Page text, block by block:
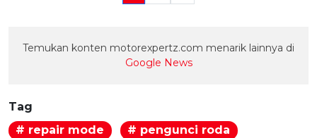
Temukan konten motorexpertz.com menarik lainnya di
Google News
Tag
# repair mode
# pengunci roda